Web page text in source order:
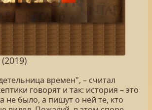
времен", – считал
говорят и так: история – это
не было, а пишут о ней те, кто